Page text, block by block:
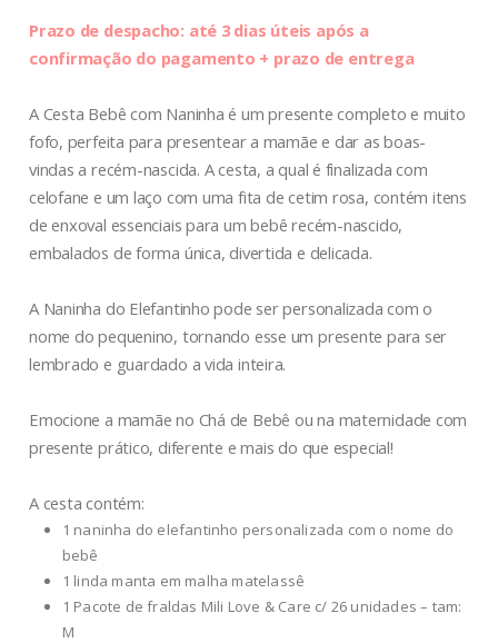
Prazo de despacho: até 3 dias úteis após a
confirmação do pagamento + prazo de entrega
A Cesta Bebê com Naninha é um presente completo e muito
fofo, perfeita para presentear a mamãe e dar as boas-
vindas a recém-nascida. A cesta, a qual é finalizada com
celofane e um laço com uma fita de cetim rosa, contém itens
de enxoval essenciais para um bebê recém-nascido,
embalados de forma única, divertida e delicada.
A Naninha do Elefantinho pode ser personalizada com o
nome do pequenino, tornando esse um presente para ser
lembrado e guardado a vida inteira.
Emocione a mamãe no Chá de Bebê ou na maternidade com
presente prático, diferente e mais do que especial!
A cesta contém:
1 naninha do elefantinho personalizada com o nome do
bebê
1 linda manta em malha matelassê
1 Pacote de fraldas Mili Love & Care c/ 26 unidades – tam:
M